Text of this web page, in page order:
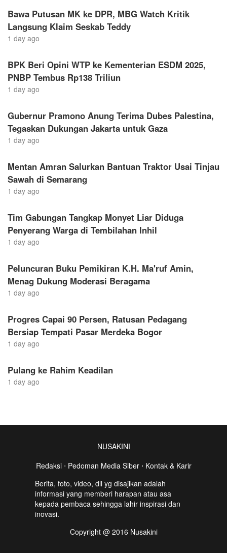
Bawa Putusan MK ke DPR, MBG Watch Kritik
Langsung Klaim Seskab Teddy
1 day ago
BPK Beri Opini WTP ke Kementerian ESDM 2025,
PNBP Tembus Rp138 Triliun
1 day ago
Gubernur Pramono Anung Terima Dubes Palestina,
Tegaskan Dukungan Jakarta untuk Gaza
1 day ago
Mentan Amran Salurkan Bantuan Traktor Usai Tinjau
Sawah di Semarang
1 day ago
Tim Gabungan Tangkap Monyet Liar Diduga
Penyerang Warga di Tembilahan Inhil
1 day ago
Peluncuran Buku Pemikiran K.H. Ma'ruf Amin,
Menag Dukung Moderasi Beragama
1 day ago
Progres Capai 90 Persen, Ratusan Pedagang
Bersiap Tempati Pasar Merdeka Bogor
1 day ago
Pulang ke Rahim Keadilan
1 day ago
NUSAKINI
Redaksi⋅ Pedoman Media Siber⋅ Kontak & Karir
Berita, foto, video, dll yg disajikan adalah
informasi yang memberi harapan atau asa
kepada pembaca sehingga lahir inspirasi dan
inovasi.
Copyright @ 2016 Nusakini